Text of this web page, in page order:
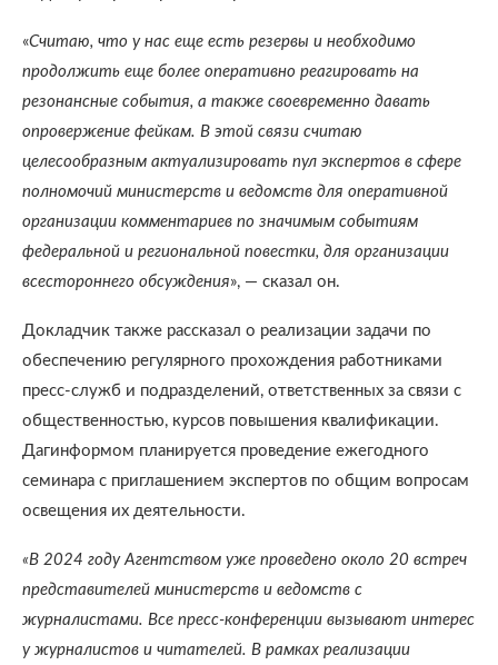
«Считаю, что у нас еще есть резервы и необходимо
продолжить еще более оперативно реагировать на
резонансные события, а также своевременно давать
опровержение фейкам. В этой связи считаю
целесообразным актуализировать пул экспертов в сфере
полномочий министерств и ведомств для оперативной
организации комментариев по значимым событиям
федеральной и региональной повестки, для организации
всестороннего обсуждения», — сказал он.
Докладчик также рассказал о реализации задачи по
обеспечению регулярного прохождения работниками
пресс-служб и подразделений, ответственных за связи с
общественностью, курсов повышения квалификации.
Дагинформом планируется проведение ежегодного
семинара с приглашением экспертов по общим вопросам
освещения их деятельности.
«В 2024 году Агентством уже проведено около 20 встреч
представителей министерств и ведомств с
журналистами. Все пресс-конференции вызывают интерес
у журналистов и читателей. В рамках реализации